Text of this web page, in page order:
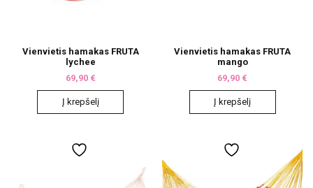
Vienvietis hamakas FRUTA
lychee
69,90 €
Į krepšelį
Vienvietis hamakas FRUTA
mango
69,90 €
Į krepšelį